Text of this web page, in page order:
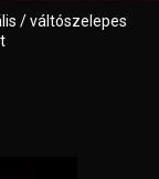
/ váltószelepes